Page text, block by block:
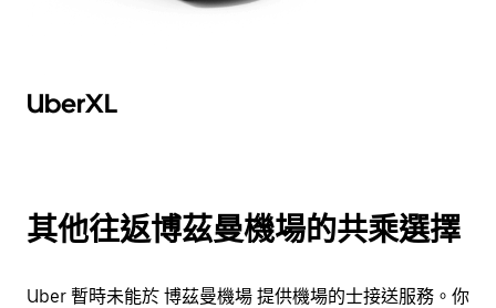
UberXL
其他往返博茲曼機場的共乘選擇
Uber 暫時未能於 博茲曼機場 提供機場的士接送服務。你